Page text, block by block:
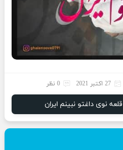
27 اکتبر 2021 0 نظر
نوی داغتو نبینم ایران